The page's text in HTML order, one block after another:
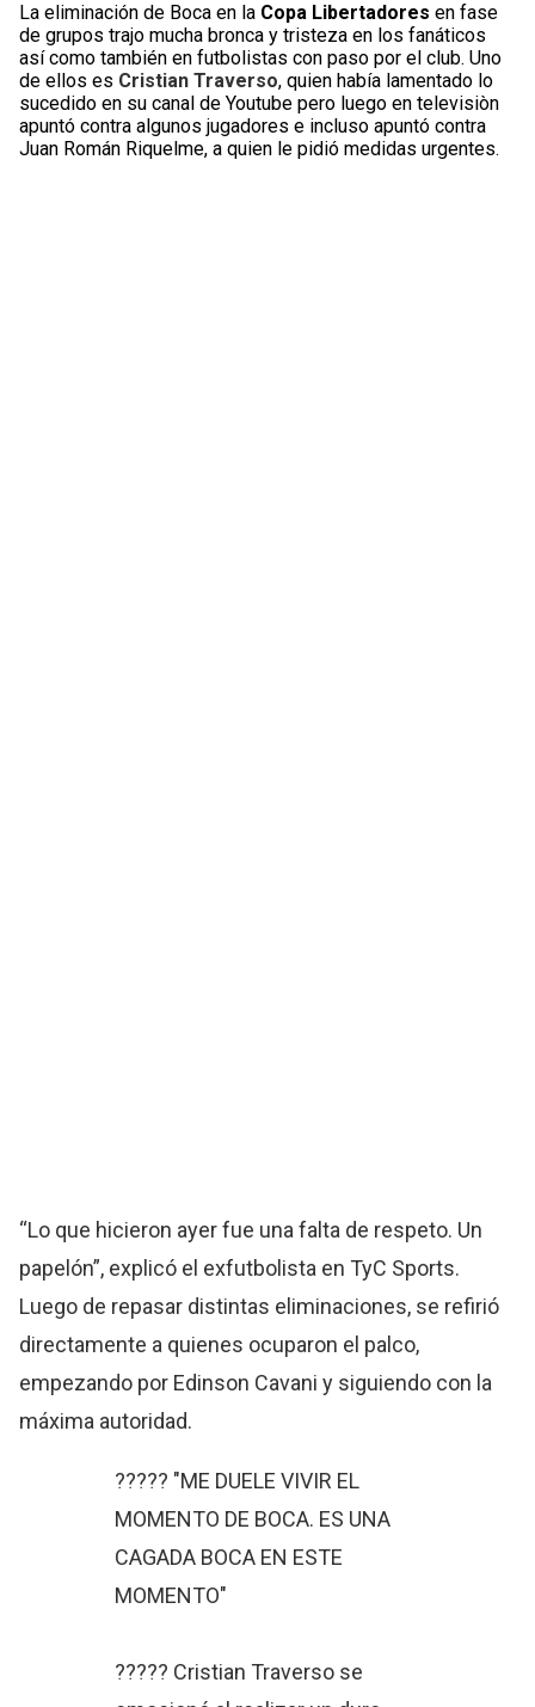
La eliminación de Boca en la Copa Libertadoresen fase
de grupos trajo mucha bronca y tristeza en los fanáticos
así como también en futbolistas con paso por el club. Uno
de ellos es Cristian Traverso, quien había lamentado lo
sucedido en su canal de Youtube pero luego en televisiòn
apuntó contra algunos jugadores e incluso apuntó contra
Juan Román Riquelme, a quien le pidió medidas urgentes.
“Lo que hicieron ayer fue una falta de respeto. Un
papelón”, explicó el exfutbolista en TyC Sports.
Luego de repasar distintas eliminaciones, se refirió
directamente a quienes ocuparon el palco,
empezando por Edinson Cavani y siguiendo con la
máxima autoridad.
????? "ME DUELE VIVIR EL
MOMENTO DE BOCA. ES UNA
CAGADA BOCA EN ESTE
MOMENTO"
????? Cristian Traverso se